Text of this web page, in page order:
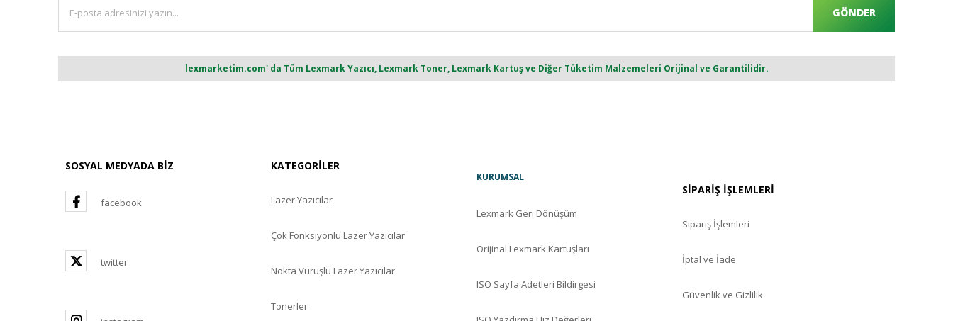
GÖNDER
lexmarketim.com' da Tüm Lexmark Yazıcı, Lexmark Toner, Lexmark Kartuş ve Diğer Tüketim Malzemeleri Orijinal ve Garantilidir.
SOSYAL MEDYADA BİZ
facebook
twitter
KATEGORİLER
Lazer Yazıcılar
Çok Fonksiyonlu Lazer Yazıcılar
Nokta Vuruşlu Lazer Yazıcılar
Tonerler
KURUMSAL
Lexmark Geri Dönüşüm
Orijinal Lexmark Kartuşları
ISO Sayfa Adetleri Bildirgesi
SİPARİŞ İŞLEMLERİ
Sipariş İşlemleri
İptal ve İade
Güvenlik ve Gizlilik